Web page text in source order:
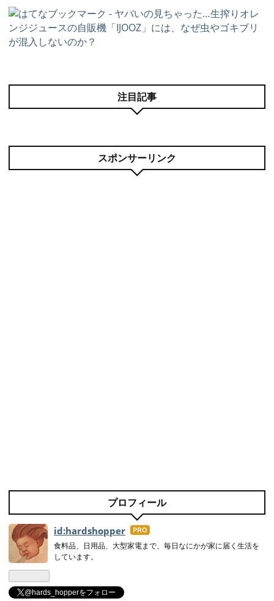
注目記事
スポンサーリンク
プロフィール
id:hardshopper はて
なブ
食料品、日用品、大型家電まで、毎日なにかが家に届く生活を
しています。
@hards_hopperをフォロー